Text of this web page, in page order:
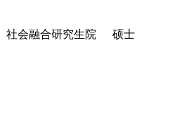
社会融合研究生院 硕士